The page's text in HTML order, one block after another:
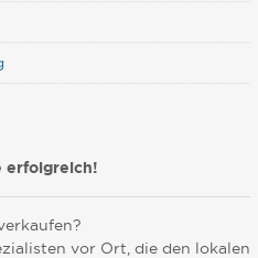
erfolgreich!
vor Ort, die den lokalen